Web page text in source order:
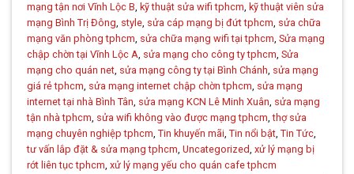
mạng tận nơi Vĩnh Lộc B, kỹ thuật sửa wifi tphcm, kỹ thuật viên sửa
mạng Bình Trị Đông, style, sửa cáp mạng bị đứt tphcm, sửa chữa
mạng văn phòng tphcm, sửa chữa mạng wifi tại tphcm,Sửa mạng
chập chờn tại Vĩnh Lộc A, sửa mạng cho công ty tphcm,Sửa
mạng cho quán net, sửa mạng công ty tại Bình Chánh, sửa mạng
giá rẻ tphcm, sửa mạng internet chập chờn tphcm, sửa mạng
internet tại nhà Bình Tân, sửa mạng KCN Lê Minh Xuân, sửa mạng
tận nhà tphcm, sửa wifi không vào được mạng tphcm,thợ sửa
mạng chuyên nghiệp tphcm,Tin khuyến mãi,Tin nổi bật,Tin Tức,
tư vấn lắp đặt & sửa mạng tphcm,Uncategorized,xử lý mạng bị
rớt liên tục tphcm,xử lý mạng yếu cho quán cafe tphcm